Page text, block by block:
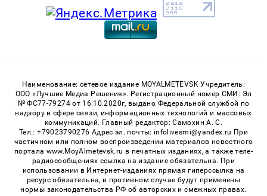
Наименование: сетевое издание MOYALMETEVSK Учредитель:
ООО «Лучшие Медиа Решения». Регистрационный номер СМИ: Эл
№ ФС77-79274 от 16.10.2020г, выдано Федеральной службой по
надзору в сфере связи, информационных технологий и массовых
коммуникаций. Главный редактор: Самохин А. С.
Тел.: +79023790276 Адрес эл. почты: infolivesmi@yandex.ru При
частичном или полном воспроизведении материалов новостного
портала www.MoyAlmetevsk.ru в печатных изданиях, а также теле-
радиосообщениях ссылка на издание обязательна. При
использовании в Интернет-изданиях прямая гиперссылка на
ресурс обязательна, в противном случае будут применены
нормы законодательства РФ об авторских и смежных правах.